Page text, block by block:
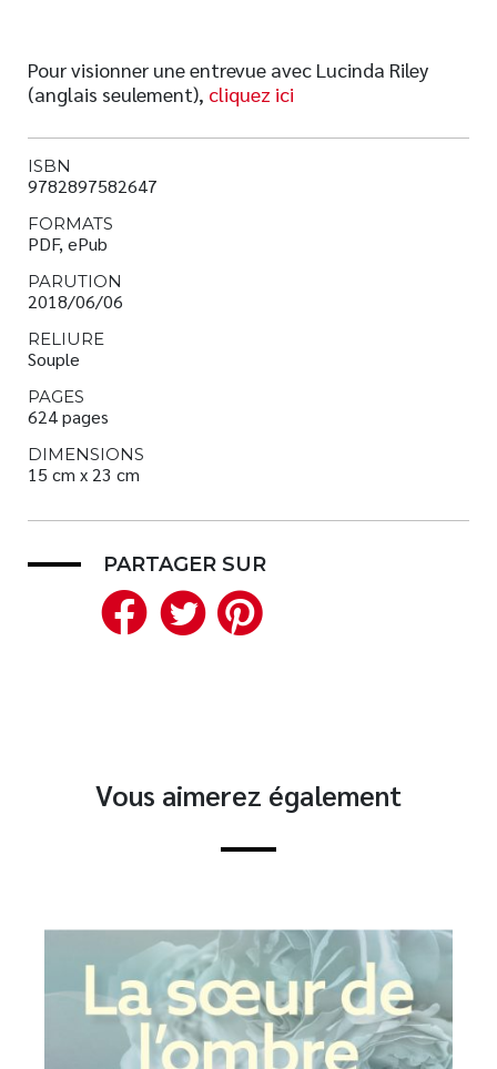
Pour visionner une entrevue avec Lucinda Riley
(anglais seulement), cliquez ici
ISBN
9782897582647
FORMATS
PDF, ePub
PARUTION
2018/06/06
RELIURE
Souple
PAGES
624 pages
DIMENSIONS
15 cm x 23 cm
PARTAGER SUR
Facebook
Twitter
Vous aimerez également